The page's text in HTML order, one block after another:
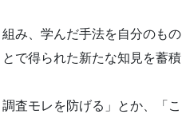
み、学んだ手法を自分のもの
で得られた新たな知見を蓄積
査モレを防げる」とか、「こ